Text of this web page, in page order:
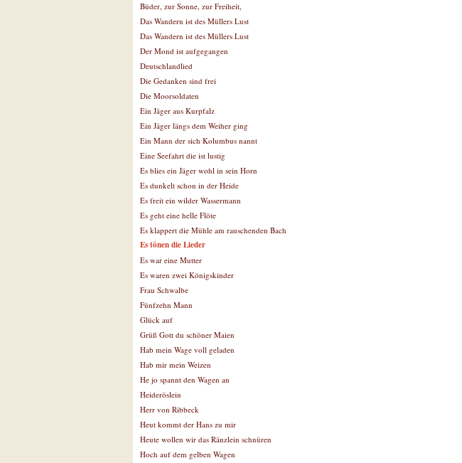
Büder, zur Sonne, zur Freiheit,
Das Wandern ist des Müllers Lust
Das Wandern ist des Müllers Lust
Der Mond ist aufgegangen
Deutschlandlied
Die Gedanken sind frei
Die Moorsoldaten
Ein Jäger aus Kurpfalz
Ein Jäger längs dem Weiher ging
Ein Mann der sich Kolumbus nannt
Eine Seefahrt die ist lustig
Es blies ein Jäger wohl in sein Horn
Es dunkelt schon in der Heide
Es freit ein wilder Wassermann
Es geht eine helle Flöte
Es klappert die Mühle am rauschenden Bach
Es tönen die Lieder
Es war eine Mutter
Es waren zwei Königskinder
Frau Schwalbe
Fünfzehn Mann
Glück auf
Grüß Gott du schöner Maien
Hab mein Wage voll geladen
Hab mir mein Weizen
He jo spannt den Wagen an
Heideröslein
Herr von Ribbeck
Heut kommt der Hans zu mir
Heute wollen wir das Ränzlein schnüren
Hoch auf dem gelben Wagen